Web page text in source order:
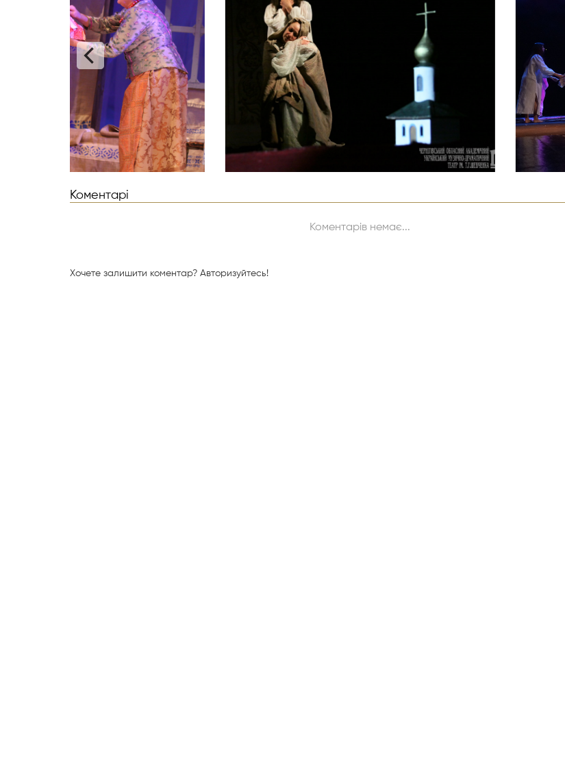
Коментарі
Коментарів немає...
Хочете залишити коментар? Авторизуйтесь!